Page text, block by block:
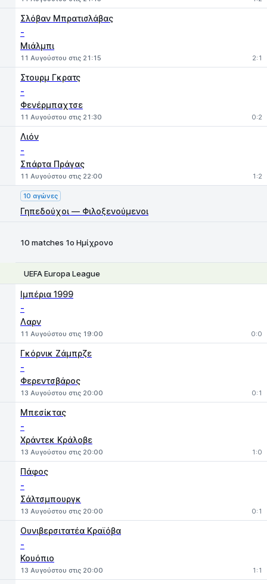
Σλόβαν Μπρατισλάβας
-
Μιάλμπι
11 Αυγούστου στις 21:15 2:1
Στουρμ Γκρατς
-
Φενέρμπαχτσε
11 Αυγούστου στις 21:30 0:2
Λιόν
-
Σπάρτα Πράγας
11 Αυγούστου στις 22:00 1:2
10 αγώνες
Γηπεδούχοι — Φιλοξενούμενοι
10 matches 1ο Ημίχρονο
UEFA Europa League
Ιμπέρια 1999
-
Λαρν
11 Αυγούστου στις 19:00 0:0
Γκόρνικ Ζάμπρζε
-
Φερεντσβάρος
13 Αυγούστου στις 20:00 0:1
Μπεσίκτας
-
Χράντεκ Κράλοβε
13 Αυγούστου στις 20:00 1:0
Πάφος
-
Σάλτσμπουργκ
13 Αυγούστου στις 20:00 0:1
Ουνιβερσιτατέα Κραϊόβα
-
Κουόπιο
13 Αυγούστου στις 20:00 1:1